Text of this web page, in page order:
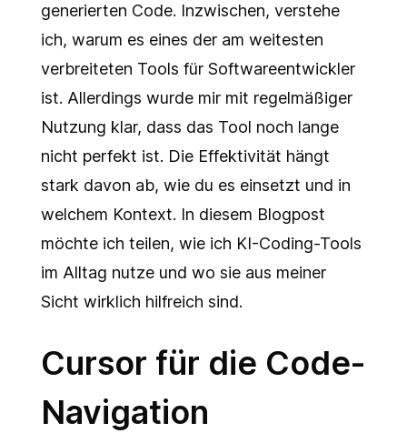
generierten Code. Inzwischen, verstehe
ich, warum es eines der am weitesten
verbreiteten Tools für Softwareentwickler
ist. Allerdings wurde mir mit regelmäßiger
Nutzung klar, dass das Tool noch lange
nicht perfekt ist. Die Effektivität hängt
stark davon ab, wie du es einsetzt und in
welchem Kontext. In diesem Blogpost
möchte ich teilen, wie ich KI-Coding-Tools
im Alltag nutze und wo sie aus meiner
Sicht wirklich hilfreich sind.
Cursor für die Code-
Navigation